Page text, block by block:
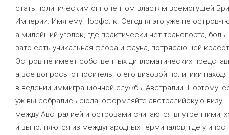
стать политическим оппонентом властям всемогущей
Империи. Имя ему Норфолк. Сегодня это уже не остров-
а милейший уголок, где практически нет транспорта,
зато есть уникальная флора и фауна, потрясающей
Остров не имеет собственных дипломатических
а все вопросы относительно его визовой политики
в ведении иммиграционной службы Австралии. Поэтому,
уж вы собрались сюда, оформляйте австралийскую визу.
между Австралией и островами считаются внутренними,
и выполняются из международных терминалов, где у